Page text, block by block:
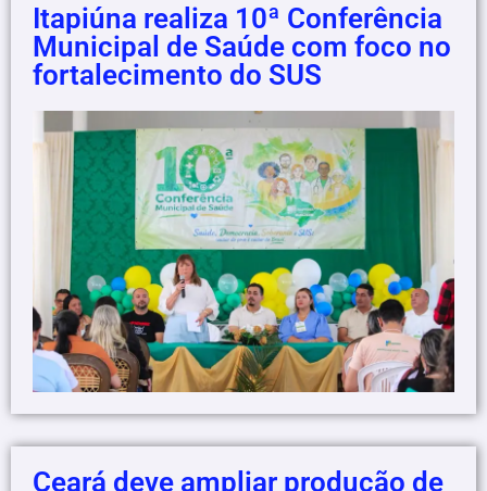
Itapiúna realiza 10ª Conferência
Municipal de Saúde com foco no
fortalecimento do SUS
Ceará deve ampliar produção de